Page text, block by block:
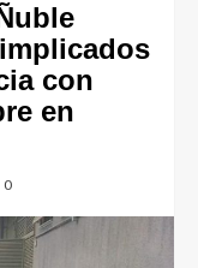
con
en
0